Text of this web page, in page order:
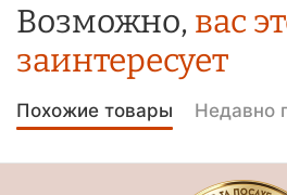
Возможно, вас
заинтересует
Похожие товары Недавно